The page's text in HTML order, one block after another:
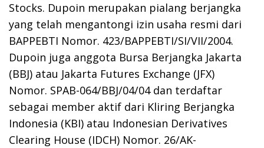
Stocks. Dupoin merupakan pialang berjangka
yang telah mengantongi izin usaha resmi dari
BAPPEBTI Nomor. 423/BAPPEBTI/SI/VII/2004.
Dupoin juga anggota Bursa Berjangka Jakarta
(BBJ) atau Jakarta Futures Exchange (JFX)
Nomor. SPAB-064/BBJ/04/04 dan terdaftar
sebagai member aktif dari Kliring Berjangka
Indonesia (KBI) atau Indonesian Derivatives
Clearing House (IDCH) Nomor. 26/AK-